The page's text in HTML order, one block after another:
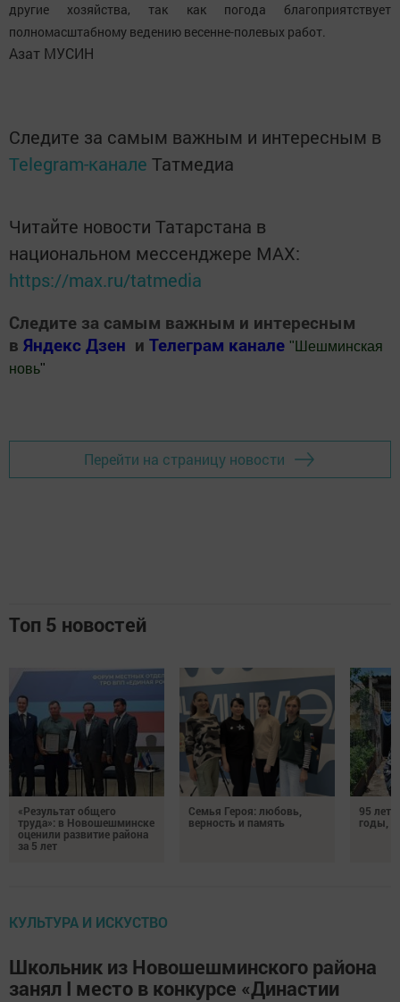
другие хозяйства, так как погода благоприятствует
полномасштабному ведению весенне-полевых работ.
Азат МУСИН
Следите за самым важным и интересным в
Telegram-канале Татмедиа
Читайте новости Татарстана в
национальном мессенджере MАХ:
https://max.ru/tatmedia
Следите за самым важным и интересным
в Яндекс Дзен и Телеграм канале " Шешминская
новь"
Перейти на страницу новости
Топ 5 новостей
«Результат общего
труда»: в Новошешминске
оценили развитие района
за 5 лет
Семья Героя: любовь,
верность и память
95 лет
годы,
КУЛЬТУРА И ИСКУСТВО
Школьник из Новошешминского района
занял I место в конкурсе «Династии